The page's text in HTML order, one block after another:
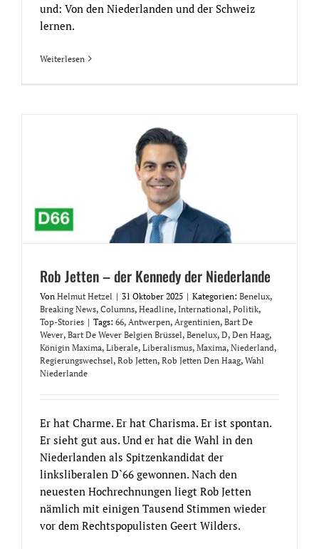
und: Von den Niederlanden und der Schweiz
lernen.
Weiterlesen
Rob Jetten – der Kennedy der Niederlande
Von Helmut Hetzel | 31 Oktober 2025 | Kategorien: Benelux,
Breaking News, Columns, Headline, International, Politik,
Top-Stories | Tags: 66, Antwerpen, Argentinien, Bart De
Wever, Bart De Wever Belgien Brüssel, Benelux, D, Den Haag,
Königin Maxima, Liberale, Liberalismus, Maxima, Niederland,
Regierungswechsel, Rob Jetten, Rob Jetten Den Haag, Wahl
Niederlande
Er hat Charme. Er hat Charisma. Er ist spontan.
Er sieht gut aus. Und er hat die Wahl in den
Niederlanden als Spitzenkandidat der
linksliberalen D`66 gewonnen. Nach den
neuesten Hochrechnungen liegt Rob Jetten
nämlich mit einigen Tausend Stimmen wieder
vor dem Rechtspopulisten Geert Wilders.